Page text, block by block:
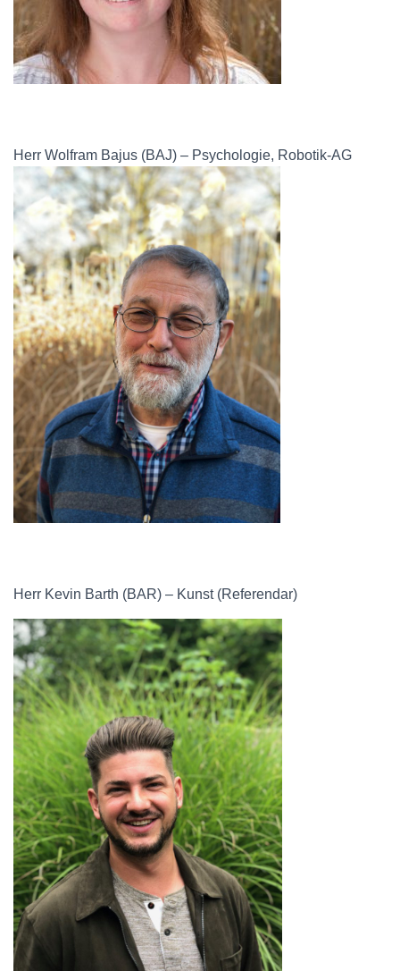
Herr Wolfram Bajus (BAJ) – Psychologie, Robotik-AG
Herr Kevin Barth (BAR) – Kunst (Referendar)